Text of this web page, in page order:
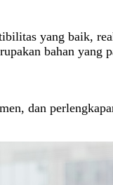
yang baik,
bahan yang
dan